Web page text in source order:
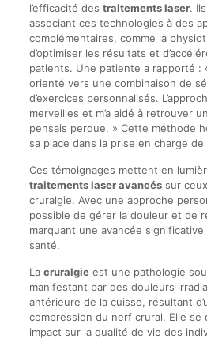
l’efficacité des traitements laser.
associant ces technologies à des
complémentaires, comme la
d’optimiser les résultats et
patients. Une patiente a rapporté :
orienté vers une combinaison de
d’exercices personnalisés.
merveilles et m’a aidé à retrouver
pensais perdue. » Cette méthode
sa place dans la prise en charge de
Ces témoignages mettent en
traitements laser avancéssur
cruralgie. Avec une approche
possible de gérer la douleur et de
marquant une avancée
santé.
La cruralgieest une pathologie
manifestant par des douleurs
antérieure de la cuisse, résultant
compression du nerf crural. Elle se
impact sur la qualité de vie des